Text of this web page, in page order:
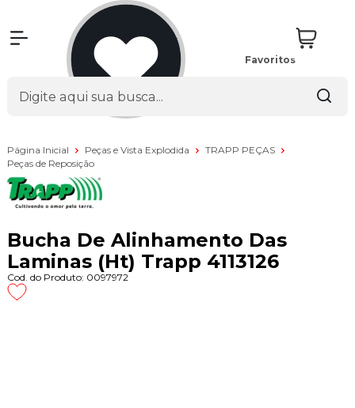
Favoritos
Página Inicial Peças e Vista Explodida
TRAPP PEÇAS
Peças de Reposição
Bucha De Alinhamento Das
Laminas (Ht) Trapp 4113126
Cod. do Produto: 0097972